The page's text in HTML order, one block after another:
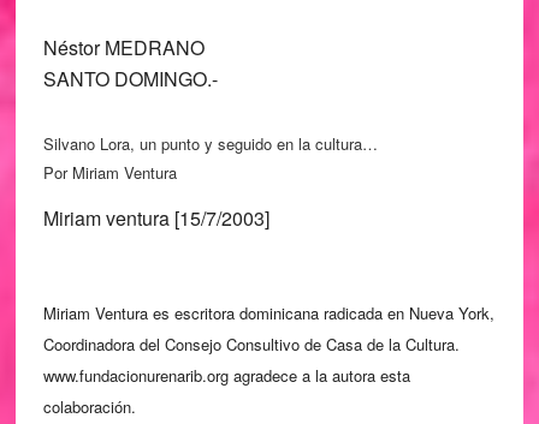
Néstor MEDRANO
SANTO DOMINGO.-
Silvano Lora, un punto y seguido en la cultura…
Por Miriam Ventura
Miriam ventura [15/7/2003]
Miriam Ventura es escritora dominicana radicada en Nueva York,
Coordinadora del Consejo Consultivo de Casa de la Cultura.
www.fundacionurenarib.org agradece a la autora esta
colaboración.